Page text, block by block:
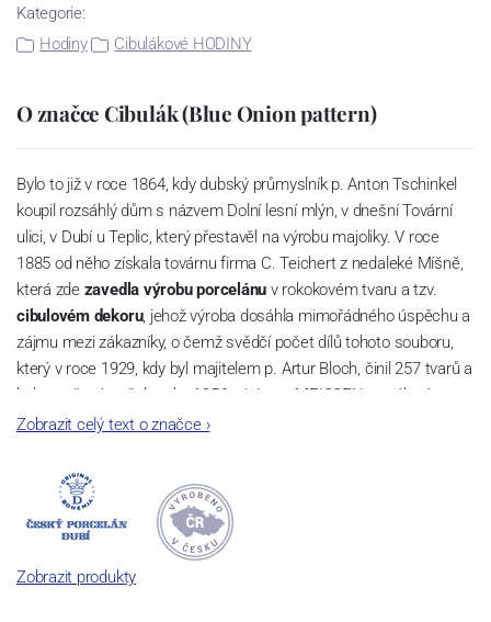
Kategorie:
Hodiny
Cibulákové HODINY
O značce Cibulák (Blue Onion pattern)
Bylo to již v roce 1864, kdy dubský průmyslník p. Anton Tschinkel
koupil rozsáhlý dům s názvem Dolní lesní mlýn, v dnešní Tovární
ulici, v Dubí u Teplic, který přestavěl na výrobu majoliky. V roce
1885 od něho získala továrnu firma C. Teichert z nedaleké Míšně,
která zde zavedla výrobu porcelánu v rokokovém tvaru a tzv.
cibulovém dekoru, jehož výroba dosáhla mimořádného úspěchu a
zájmu mezi zákazníky, o čemž svědčí počet dílů tohoto souboru,
který v roce 1929, kdy byl majitelem p. Artur Bloch, činil 257 tvarů a
byl označován až do roku 1956 nápisem MEISSEN v oválovém
rámečku.
počet jeho dílů v cibulovém provedení je 850 tvarů. Tyto výrobky
jsou garantovány Asociací sklářského a keramického průmyslu
České republiky jako „Český výrobek
Zobrazit celý text o značce›
Zobrazit produkty